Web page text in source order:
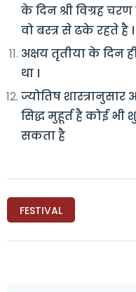
के दिन श्री विग्रह
वो बस्त्र से ढके रहते है ।
अक्षय तृतीया के दिन
था ।
ज्योतिष
सिद्ध मुहूर्त है कोई भी
सकता है
FESTIVAL